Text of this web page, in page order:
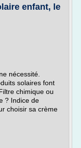
enfant, le
nécessité.
solaires font
chimique ou
? Indice de
choisir sa crème